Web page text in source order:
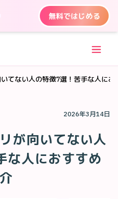
無料ではじめる
てない人の特徴7選！苦手な人に
2026年3月14日
が向いてない人
な人におすすめ